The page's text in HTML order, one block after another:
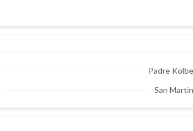
Padre Kolbe
San Martin